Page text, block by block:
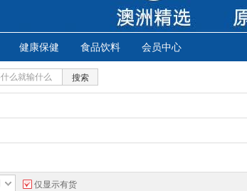
健康保健 食品饮料 会员中心
搜索
仅显示有货